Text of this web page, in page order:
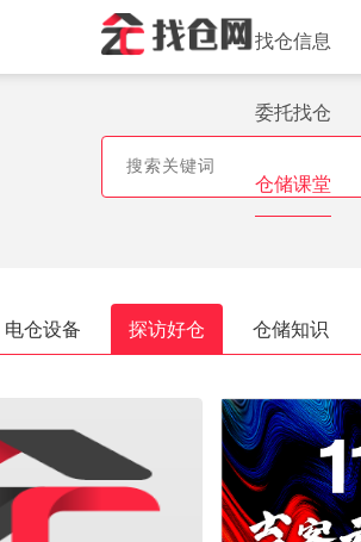
找仓信息
委托找仓
仓储课堂
电仓设备 探访好仓 仓储知识